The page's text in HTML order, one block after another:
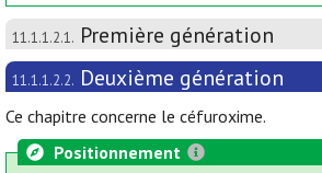
11.1.1.2.1. Première génération
11.1.1.2.2. Deuxième génération
Ce chapitre concerne le céfuroxime.
Positionnement